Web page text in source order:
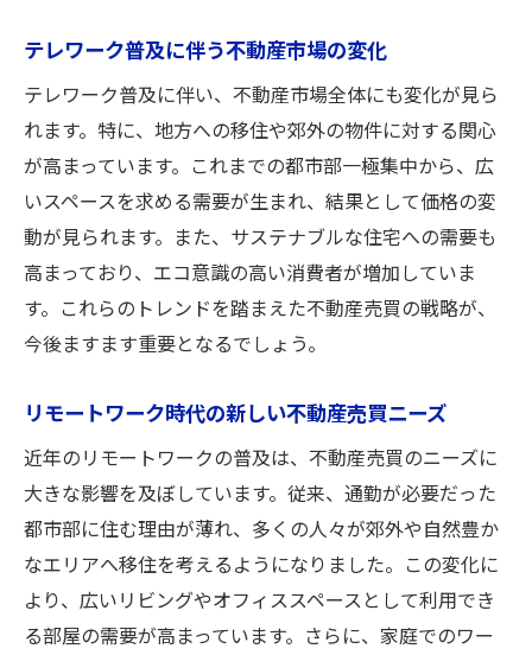
金利の変動が不動産売買に与える直接的な
影響
低金利時代の不動産売買の戦略
不動産売買における金利トレンドの分析
金利上昇時の不動産売買のポイント
金利政策と不動産売買市場の関連性
将来の金利動向を見据えた不動産売買計画
サステナブル住宅の人気不動産売買における未
環境配慮型住宅が不動産売買市場で人気の
サステナブル住宅購入者の不動産売買ニー
ズ
エコフレンドリーな不動産売買の現状と未
来
不動産売買における持続可能性の重要性
テレワーク普及に伴う不動産市場の変化
テレワーク普及に伴い、不動産市場全体にも変化が見ら
れます。特に、地方への移住や郊外の物件に対する関心
が高まっています。これまでの都市部一極集中から、広
いスペースを求める需要が生まれ、結果として価格の変
動が見られます。また、サステナブルな住宅への需要も
高まっており、エコ意識の高い消費者が増加していま
す。これらのトレンドを踏まえた不動産売買の戦略が、
今後ますます重要となるでしょう。
リモートワーク時代の新しい不動産売買ニーズ
近年のリモートワークの普及は、不動産売買のニーズに
大きな影響を及ぼしています。従来、通勤が必要だった
都市部に住む理由が薄れ、多くの人々が郊外や自然豊か
なエリアへ移住を考えるようになりました。この変化に
より、広いリビングやオフィススペースとして利用でき
る部屋の需要が高まっています。さらに、家庭でのワー